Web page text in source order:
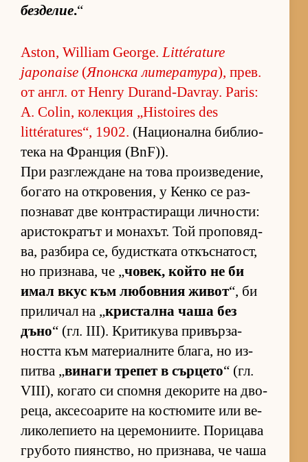
без­де­лие.“
Aston, William George.Littérature
japonaise (Япон­ска ли­те­ра­тура), прев.
от англ. от Henry Durand-Davray. Paris:
A. Colin, ко­лек­ция „Histoires des
littératures“, 1902. (На­ци­о­нална биб­ли­о­
тека на Фран­ция (BnF)).
При раз­г­леж­дане на това про­из­ве­де­ние,
бо­гато на от­к­ро­ве­ния, у Кенко се раз­
поз­на­ват две кон­т­рас­ти­ращи лич­нос­ти:
арис­ток­ра­тът и мо­на­хът. Той про­по­вяд­
ва, раз­бира се, бу­дис­т­ката от­къс­на­тост,
но приз­на­ва, че „чо­век, който не би
имал вкус към лю­бов­ния жи­вот“, би
при­ли­чал на „крис­тална чаша без
дъно“ (гл. III). Кри­ти­кува при­вър­за­
ността към ма­те­ри­ал­ните бла­га, но из­
питва „ви­наги тре­пет в сър­цето“ (гл.
VIII), ко­гато си спомня де­ко­рите на дво­
ре­ца, ак­се­со­а­рите на кос­тю­мите или ве­
ли­ко­ле­пи­ето на це­ре­мо­ни­и­те. По­ри­цава
гру­бото пи­ян­с­т­во, но приз­на­ва, че чаша